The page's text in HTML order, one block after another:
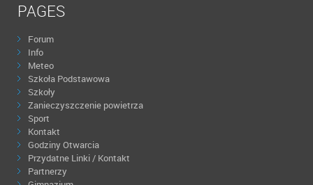
PAGES
Forum
Info
Meteo
Szkoła Podstawowa
Szkoły
Zanieczyszczenie powietrza
Sport
Kontakt
Godziny Otwarcia
Przydatne Linki / Kontakt
Partnerzy